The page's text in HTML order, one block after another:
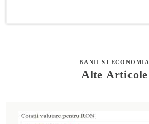
BANII SI ECONOMIA
Alte Articole